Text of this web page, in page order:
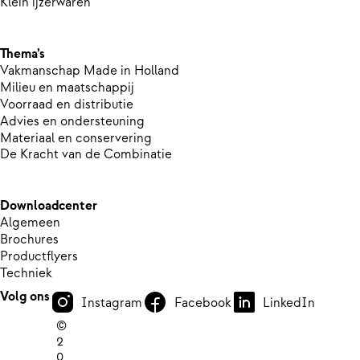
Thema’s
Vakmanschap Made in Holland
Milieu en maatschappij
Voorraad en distributie
Advies en ondersteuning
Materiaal en conservering
De Kracht van de Combinatie
Downloadcenter
Algemeen
Brochures
Productflyers
Techniek
Volg ons
Instagram Facebook
LinkedIn
©
2